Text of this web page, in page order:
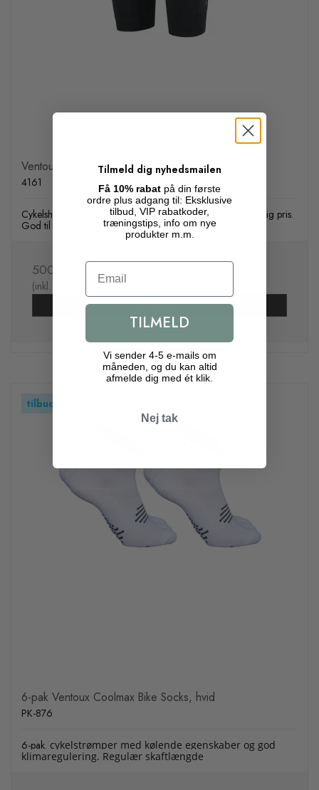
Ventoux Active II cykelshorts (herre), sort
4161
Cykelshorts til herrer uden seler. Lækker kvalitet til en fornuftig pris.
God til både cykelmotion og spinning
500,00 DKK
(inkl. moms)
Vis produkt
tilbud
6-pak Ventoux Coolmax Bike Socks, hvid
PK-876
6-pak. cykelstrømper med kølende egenskaber og god
klimaregulering. Regulær skaftlængde
Tilmeld dig nyhedsmailen
Få 10% rabat på din første
ordre plus adgang til: Eksklusive
tilbud, VIP rabatkoder,
træningstips, info om nye
produkter m.m.
Email
TILMELD
Vi sender 4-5 e-mails om
måneden, og du kan altid
afmelde dig med ét klik.
Nej tak